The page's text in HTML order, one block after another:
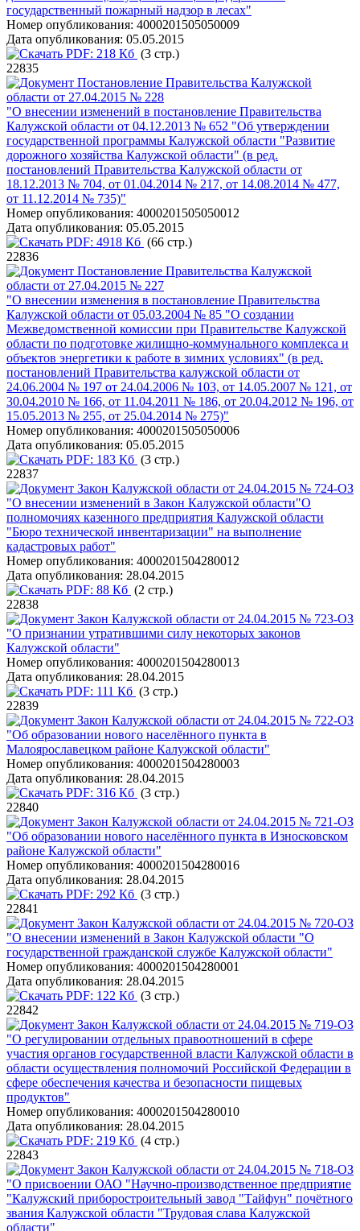
государственный пожарный надзор в лесах"
Номер опубликования: 4000201505050009
Дата опубликования: 05.05.2015
PDF: 218 Кб (3 стр.)
22835
Постановление Правительства Калужской
области от 27.04.2015 № 228
"О внесении изменений в постановление Правительства
Калужской области от 04.12.2013 № 652 "Об утверждении
государственной программы Калужской области "Развитие
дорожного хозяйства Калужской области" (в ред.
постановлений Правительства Калужской области от
18.12.2013 № 704, от 01.04.2014 № 217, от 14.08.2014 № 477,
от 11.12.2014 № 735)"
Номер опубликования: 4000201505050012
Дата опубликования: 05.05.2015
PDF: 4918 Кб (66 стр.)
22836
Постановление Правительства Калужской
области от 27.04.2015 № 227
"О внесении изменения в постановление Правительства
Калужской области от 05.03.2004 № 85 "О создании
Межведомственной комиссии при Правительстве Калужской
области по подготовке жилищно-коммунального комплекса и
объектов энергетики к работе в зимних условиях" (в ред.
постановлений Правительства калужской области от
24.06.2004 № 197 от 24.04.2006 № 103, от 14.05.2007 № 121, от
30.04.2010 № 166, от 11.04.2011 № 186, от 20.04.2012 № 196, от
15.05.2013 № 255, от 25.04.2014 № 275)"
Номер опубликования: 4000201505050006
Дата опубликования: 05.05.2015
PDF: 183 Кб (3 стр.)
22837
Закон Калужской области от 24.04.2015 № 724-ОЗ
"О внесении изменений в Закон Калужской области"О
полномочиях казенного предприятия Калужской области
"Бюро технической инвентаризации" на выполнение
кадастровых работ"
Номер опубликования: 4000201504280012
Дата опубликования: 28.04.2015
PDF: 88 Кб (2 стр.)
22838
Закон Калужской области от 24.04.2015 № 723-ОЗ
"О признании утратившими силу некоторых законов
Калужской области"
Номер опубликования: 4000201504280013
Дата опубликования: 28.04.2015
PDF: 111 Кб (3 стр.)
22839
Закон Калужской области от 24.04.2015 № 722-ОЗ
"Об образовании нового населённого пункта в
Малоярославецком районе Калужской области"
Номер опубликования: 4000201504280003
Дата опубликования: 28.04.2015
PDF: 316 Кб (3 стр.)
22840
Закон Калужской области от 24.04.2015 № 721-ОЗ
"Об образовании нового населённого пункта в Износковском
районе Калужской области"
Номер опубликования: 4000201504280016
Дата опубликования: 28.04.2015
PDF: 292 Кб (3 стр.)
22841
Закон Калужской области от 24.04.2015 № 720-ОЗ
"О внесении изменений в Закон Калужской области "О
государственной гражданской службе Калужской области"
Номер опубликования: 4000201504280001
Дата опубликования: 28.04.2015
PDF: 122 Кб (3 стр.)
22842
Закон Калужской области от 24.04.2015 № 719-ОЗ
"О регулировании отдельных правоотношений в сфере
участия органов государственной власти Калужской области в
области осуществления полномочий Российской Федерации в
сфере обеспечения качества и безопасности пищевых
продуктов"
Номер опубликования: 4000201504280010
Дата опубликования: 28.04.2015
PDF: 219 Кб (4 стр.)
22843
Закон Калужской области от 24.04.2015 № 718-ОЗ
"О присвоении ОАО "Научно-производственное предприятие
"Калужский приборостроительный завод "Тайфун" почётного
звания Калужской области "Трудовая слава Калужской
области"